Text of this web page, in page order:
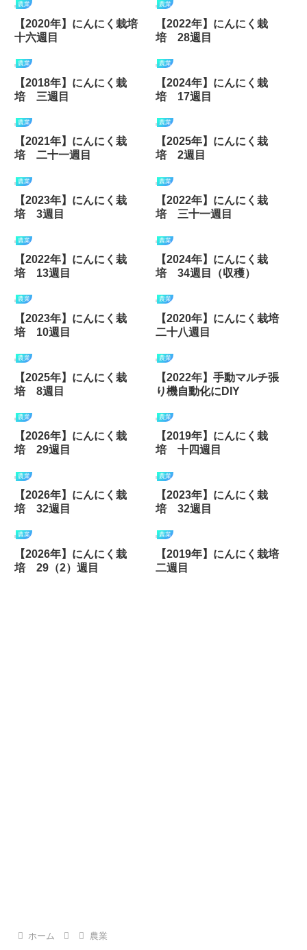
農業
【2020年】にんにく栽培
十六週目
農業
【2022年】にんにく栽
培 28週目
農業
【2018年】にんにく栽
培 三週目
農業
【2024年】にんにく栽
培 17週目
農業
【2021年】にんにく栽
培 二十一週目
農業
【2025年】にんにく栽
培 2週目
農業
【2023年】にんにく栽
培 3週目
農業
【2022年】にんにく栽
培 三十一週目
農業
【2022年】にんにく栽
培 13週目
農業
【2024年】にんにく栽
培 34週目（収穫）
農業
【2023年】にんにく栽
培 10週目
農業
【2020年】にんにく栽培
二十八週目
農業
【2025年】にんにく栽
培 8週目
農業
【2022年】手動マルチ張
り機自動化にDIY
農業
【2026年】にんにく栽
培 29週目
農業
【2019年】にんにく栽
培 十四週目
農業
【2026年】にんにく栽
培 32週目
農業
【2023年】にんにく栽
培 32週目
農業
【2026年】にんにく栽
培 29（2）週目
農業
【2019年】にんにく栽培
二週目
ホーム 農業